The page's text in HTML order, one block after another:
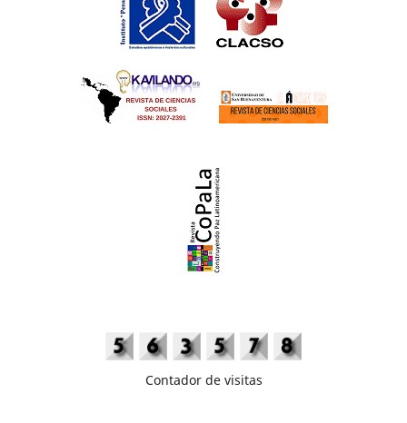
Contador de visitas